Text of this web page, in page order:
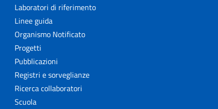
Laboratori di riferimento
Linee guida
Organismo Notificato
Progetti
Pubblicazioni
Registri e sorveglianze
Ricerca collaboratori
Scuola